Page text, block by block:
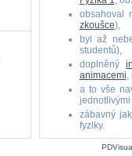
obsahoval
zkoušce),
byl až
studentů),
doplněný
animacemi,
a to vše
jednotlivými
zábavný
fyziky.